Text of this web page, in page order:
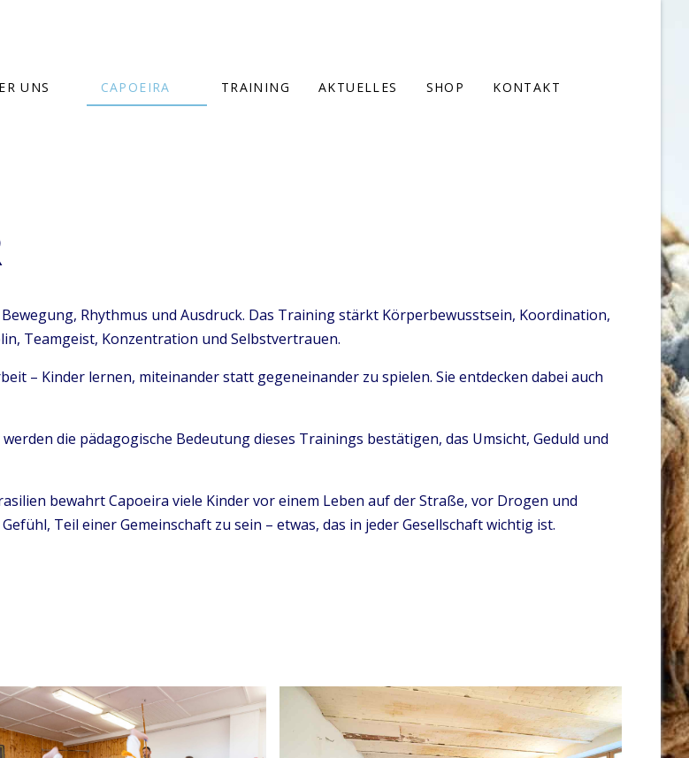
UNS CAPOEIRA TRAINING AKTUELLES SHOP KONTAKT
Rhythmus und Ausdruck. Das Training stärkt Körperbewusstsein, Koordination,
Teamgeist, Konzentration und Selbstvertrauen.
– Kinder lernen, miteinander statt gegeneinander zu spielen. Sie entdecken dabei auch
die pädagogische Bedeutung dieses Trainings bestätigen, das Umsicht, Geduld und
bewahrt Capoeira viele Kinder vor einem Leben auf der Straße, vor Drogen und
Teil einer Gemeinschaft zu sein – etwas, das in jeder Gesellschaft wichtig ist.